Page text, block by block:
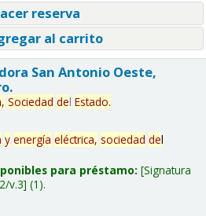
reserva
al carrito
San Antonio Oeste,
Sociedad del Estado.
y energía eléctrica, sociedad del
para préstamo: Signatura
v.3 (1).